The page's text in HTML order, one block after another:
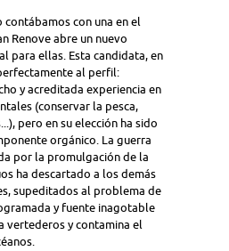
contábamos con una en el
Renove abre un nuevo
para ellas. Esta candidata, en
al perfil:
y acreditada experiencia en
(conservar la pesca,
pero en su elección ha sido
orgánico. La guerra
por la promulgación de la
ha descartado a los demás
supeditados al problema de
y fuente inagotable
vertederos y contamina el